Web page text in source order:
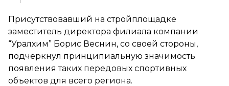
Присутствовавший на стройплощадке
заместитель директора филиала компании
“Уралхим” Борис Веснин, со своей стороны,
подчеркнул принципиальную значимость
появления таких передовых спортивных
объектов для всего региона.